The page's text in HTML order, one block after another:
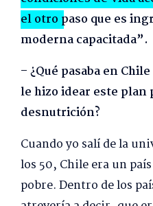
el otro paso que es
moderna capacitada”.
– ¿Qué pasaba en
le hizo idear este
desnutrición?
Cuando yo salí de la
los 50, Chile era un
pobre. Dentro de los